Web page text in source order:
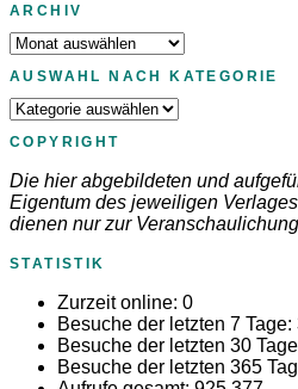
ARCHIV
Archiv
AUSWAHL NACH KATEGORIE
Auswahl
Kategorie
COPYRIGHT
Die hier abgebildeten und
Eigentum des jeweiligen
dienen nur zur
STATISTIK
Zurzeit online: 0
Besuche der letzten 7 Tage:
Besuche der letzten 30
Besuche der letzten 365